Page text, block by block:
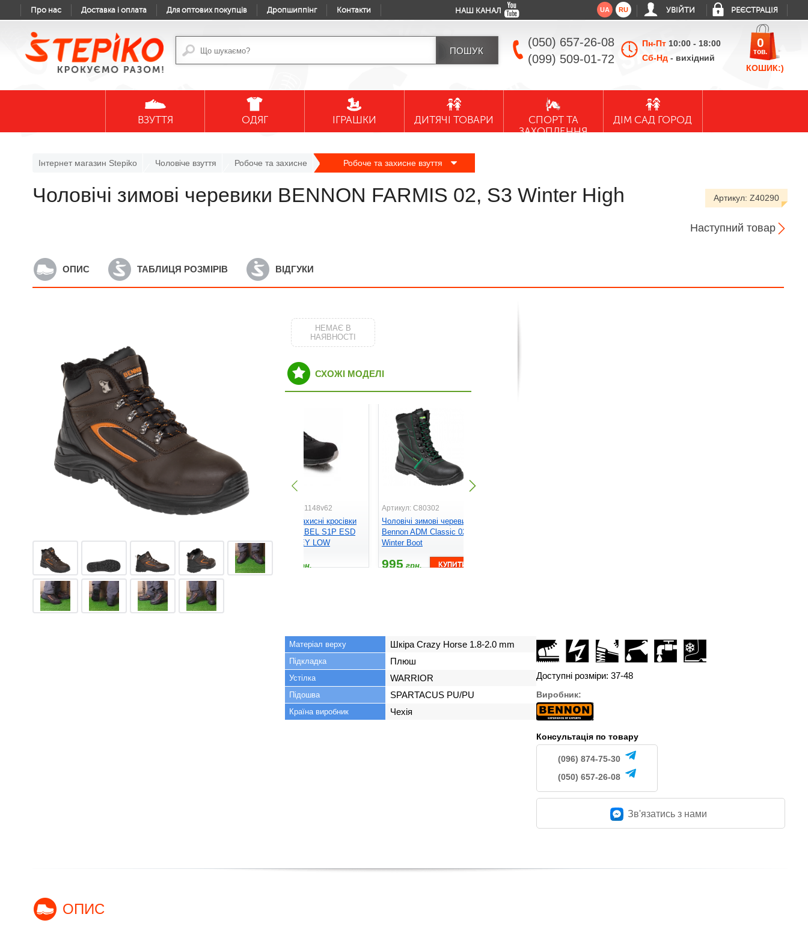
Про нас Доставка і оплата Для оптових покупців Дропшиппінг Контакти НАШ КАНАЛ UA RU УВІЙТИ РЕЄСТРАЦІЯ
(050) 657-26-08
(099) 509-01-72
Пн-Пт 10:00 - 18:00
Сб-Нд - вихідний
КОШИК:)
0
тов.
ВЗУТТЯ ОДЯГ ІГРАШКИ ДИТЯЧІ ТОВАРИ
СПОРТ ТА
ЗАХОПЛЕННЯ
ДІМ САД ГОРОД
Інтернет магазин Stepiko Чоловіче взуття Робоче та захисне Робоче та захисне взуття
Чоловічі зимові черевики BENNON FARMIS 02, S3 Winter High Артикул: Z40290
Наступний товар
ОПИС ТАБЛИЦЯ РОЗМІРІВ ВІДГУКИ
НЕМАЄ В
НАЯВНОСТІ
СХОЖІ МОДЕЛІ
Артикул: Z51016v68
Yellow NM
1390 грн.
Артикул: Z61148v62
Чоловічі захисні кросівки
Bennon REBEL S1P ESD
ATOP GREY LOW
2300 грн.
Артикул: C80302
Чоловічі зимові черевики
Bennon ADM Classic 02
Winter Boot
995грн.
Матеріал верху Шкіра Crazy Horse 1.8-2.0 mm
Підкладка Плюш
Устілка WARRIOR
Підошва SPARTACUS PU/PU
Країна виробник Чехія
Доступні розміри: 37-48
Виробник:
Консультація по товару
(096) 874-75-30
(050) 657-26-08
Зв'язатись з нами
ОПИС